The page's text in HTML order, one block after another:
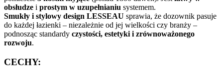
obsłudze i prostym w uzupełnianiu systemem.
Smukły i stylowy design LESSEAU sprawia, że dozownik pasuje
do każdej łazienki – niezależnie od jej wielkości czy branży –
podnosząc standardy czystości, estetyki i zrównoważonego
rozwoju.
CECHY: